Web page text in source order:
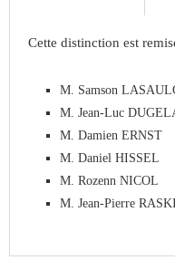
Cette distinction est
M. Samson
M. Jean-Luc
M. Damien ERNST
M. Daniel HISSEL
M. Rozenn NICOL
M. Jean-Pierre